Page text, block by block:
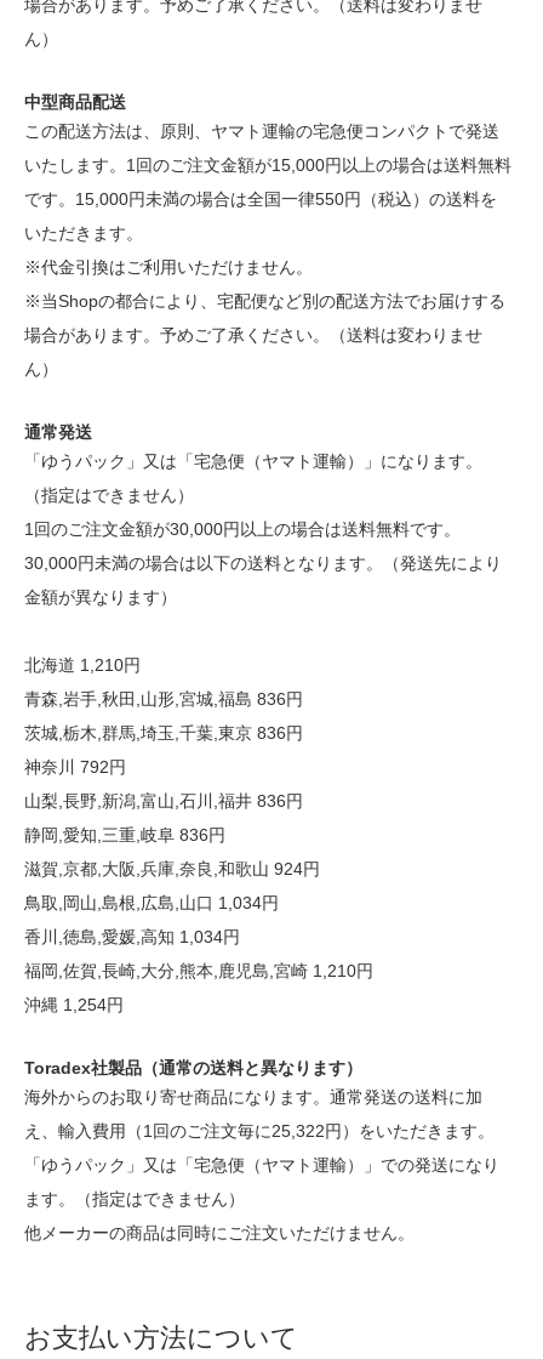
場合があります。予めご了承ください。（送料は変わりませ
ん）
中型商品配送
この配送方法は、原則、ヤマト運輸の宅急便コンパクトで発送
いたします。1回のご注文金額が15,000円以上の場合は送料無料
です。15,000円未満の場合は全国一律550円（税込）の送料を
いただきます。
※代金引換はご利用いただけません。
※当Shopの都合により、宅配便など別の配送方法でお届けする
場合があります。予めご了承ください。（送料は変わりませ
ん）
通常発送
「ゆうパック」又は「宅急便（ヤマト運輸）」になります。
（指定はできません）
1回のご注文金額が30,000円以上の場合は送料無料です。
30,000円未満の場合は以下の送料となります。（発送先により
金額が異なります）
北海道 1,210円
青森,岩手,秋田,山形,宮城,福島 836円
茨城,栃木,群馬,埼玉,千葉,東京 836円
神奈川 792円
山梨,長野,新潟,富山,石川,福井 836円
静岡,愛知,三重,岐阜 836円
滋賀,京都,大阪,兵庫,奈良,和歌山 924円
鳥取,岡山,島根,広島,山口 1,034円
香川,徳島,愛媛,高知 1,034円
福岡,佐賀,長崎,大分,熊本,鹿児島,宮崎 1,210円
沖縄 1,254円
Toradex社製品（通常の送料と異なります）
海外からのお取り寄せ商品になります。通常発送の送料に加
え、輸入費用（1回のご注文毎に25,322円）をいただきます。
「ゆうパック」又は「宅急便（ヤマト運輸）」での発送になり
ます。（指定はできません）
他メーカーの商品は同時にご注文いただけません。
お支払い方法について